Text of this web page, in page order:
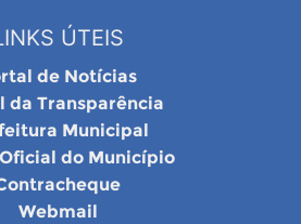
ÚTEIS
de Notícias
da Transparência
Municipal
do Município
Webmail